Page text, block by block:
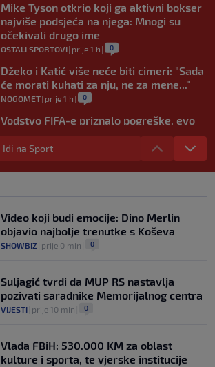
Mike Tyson otkrio koji ga aktivni bokser
najviše podsjeća na njega: Mnogi su
očekivali drugo ime
OSTALI SPORTOVI| prije 1 h | 0
Džeko i Katić više neće biti cimeri: "Sada
će morati kuhati za nju, ne za mene..."
NOGOMET| prije 1 h | 0
Vodstvo FIFA-e priznalo pogreške, evo
kakav je njegov stav prema Infantinu
NOGOMET|prije 2 h
Evo šta Sabalenka misli o testiranju pola
Idi na Sport
Video koji budi emocije: Dino Merlin
objavio najbolje trenutke s Koševa
SHOWBIZ prije 0 min 0
Suljagić tvrdi da MUP RS nastavlja
pozivati saradnike Memorijalnog centra
VIJESTI prije 10 min 0
Vlada FBiH: 530.000 KM za oblast
kulture i sporta, te vjerske institucije